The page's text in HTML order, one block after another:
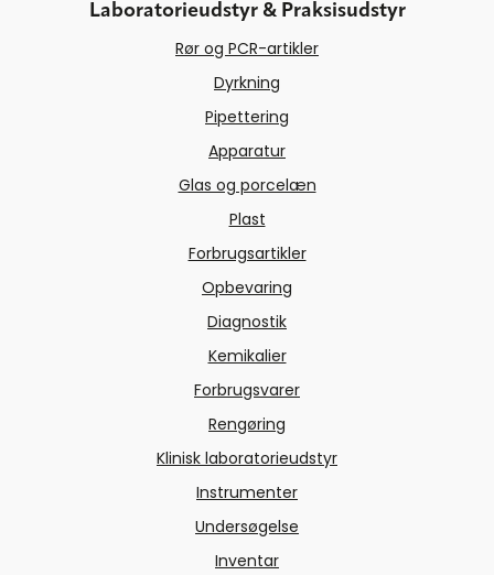
Laboratorieudstyr & Praksisudstyr
Rør og PCR-artikler
Dyrkning
Pipettering
Apparatur
Glas og porcelæn
Plast
Forbrugsartikler
Opbevaring
Diagnostik
Kemikalier
Forbrugsvarer
Rengøring
Klinisk laboratorieudstyr
Instrumenter
Undersøgelse
Inventar